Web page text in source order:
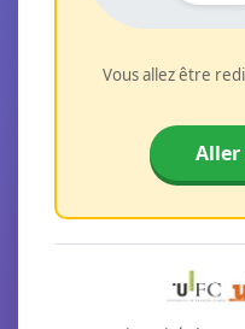
Vous allez être
Aller